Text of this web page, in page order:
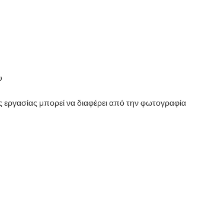
εργασίας μπορεί να διαφέρει από την φωτογραφία